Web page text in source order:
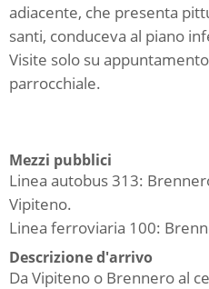
adiacente, che presenta
santi, conduceva al piano
Visite solo su
parrocchiale.
Mezzi pubblici
Linea autobus 313:
Vipiteno.
Linea ferroviaria 100:
Descrizione d'arrivo
Da Vipiteno o Brennero al